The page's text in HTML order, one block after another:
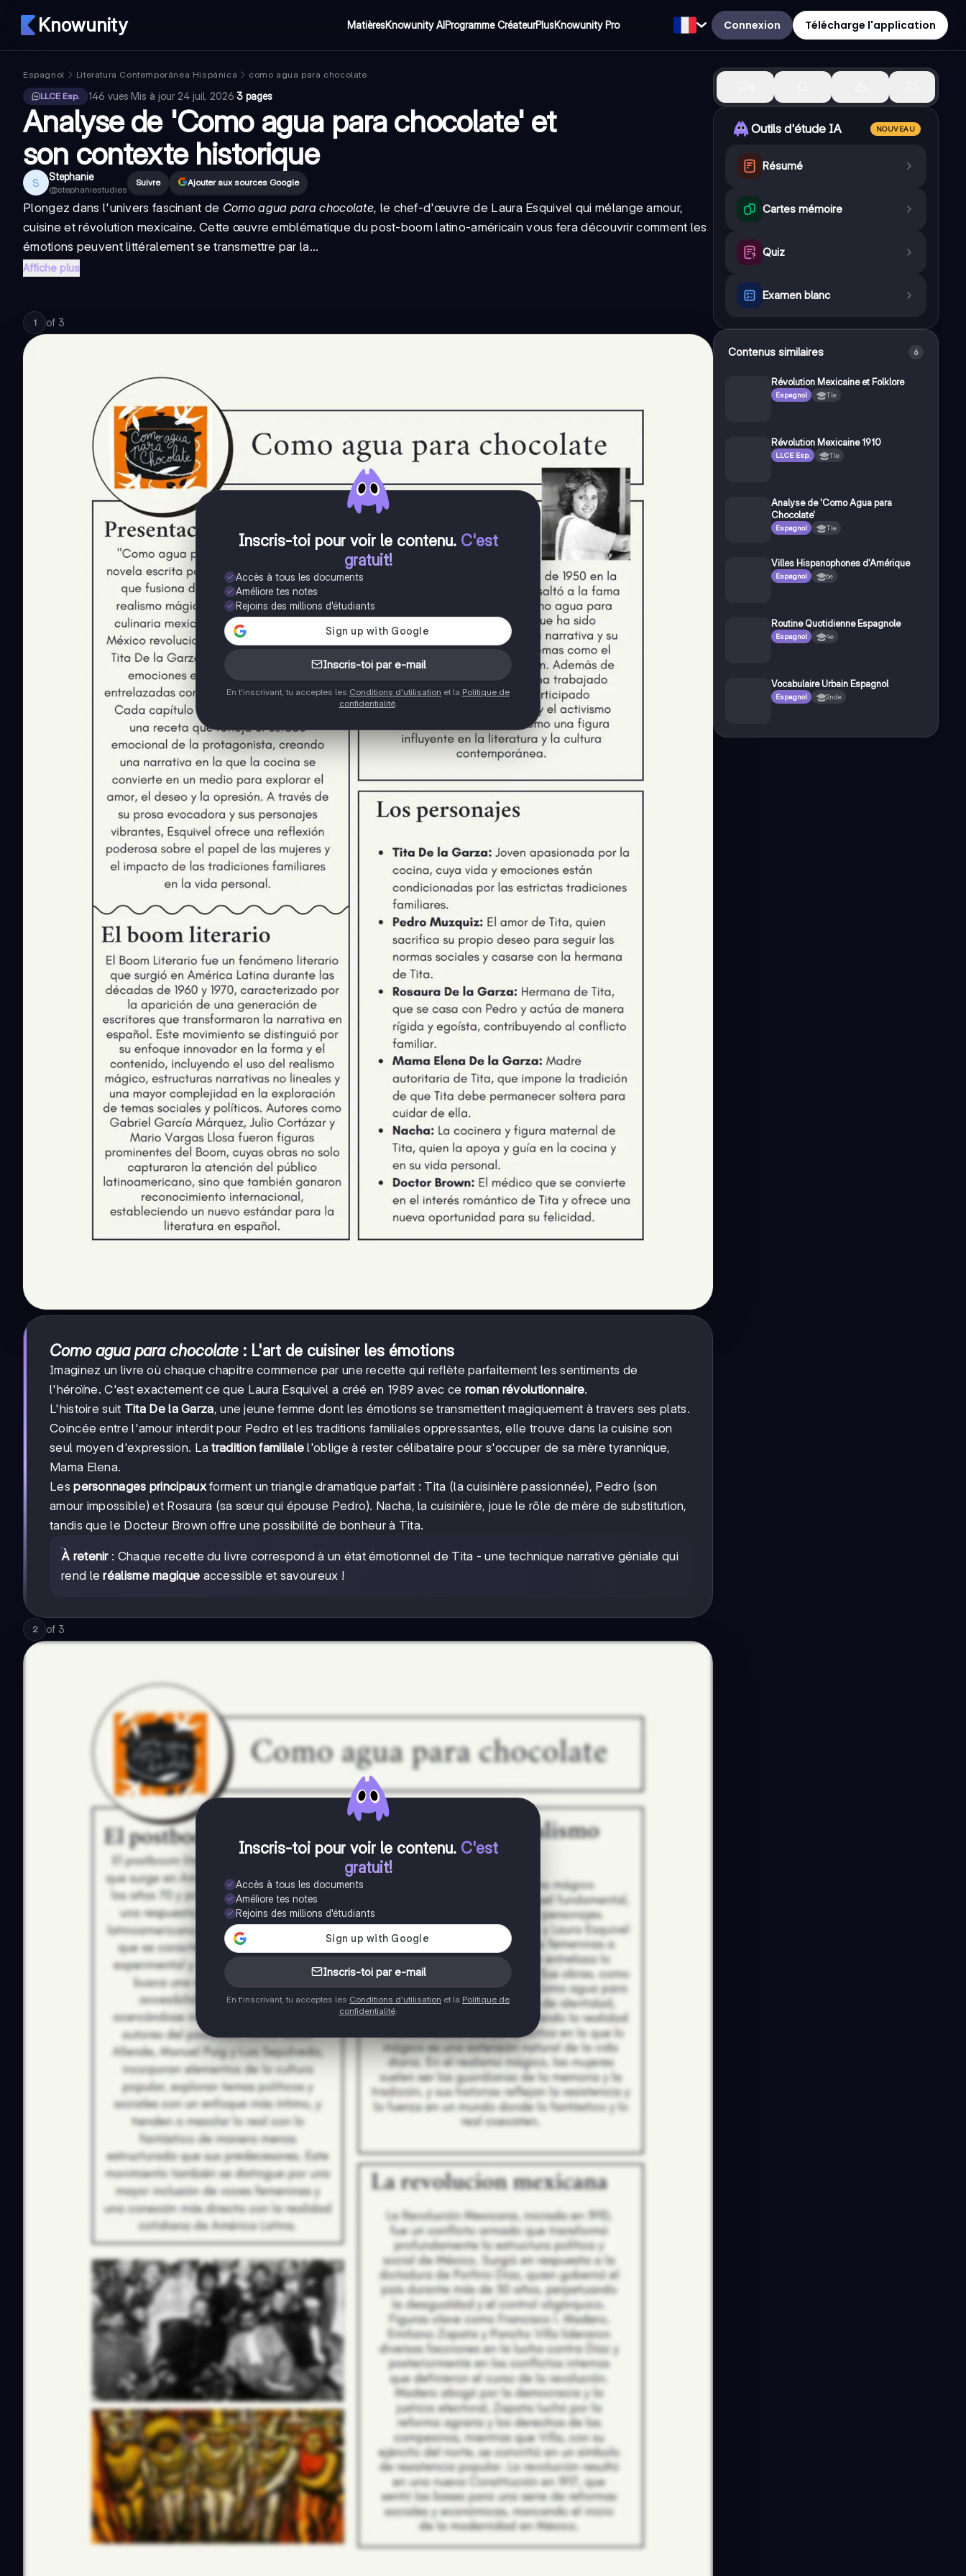
Knowunity MatièresKnowunity AIProgramme CréateurPlusKnowunity Pro Connexion Télécharge l'application
Espagnol Literatura Contemporánea Hispánica
como agua para chocolate
LLCE Esp.
146 vues·Mis à jour 24 juil. 2026·3 pages
Analyse de 'Como agua para chocolate' et
son contexte historique
S Stephanie
@stephaniestudies
Suivre Ajouter aux sources Google
Plongez dans l'univers fascinant de Como agua para chocolate, le chef-d'œuvre de Laura Esquivel qui mélange amour,
cuisine et révolution mexicaine. Cette œuvre emblématique du post-boom latino-américain vous fera découvrir comment les
émotions peuvent littéralement se transmettre par la...
Affiche plus
1 of 3
Inscris-toi pour voir le contenu. C'est
gratuit!
Accès à tous les documents
Améliore tes notes
Rejoins des millions d'étudiants
Inscris-toi par e-mail
En t'inscrivant, tu acceptes les Conditions d'utilisation et la Politique de
confidentialité.
Como agua para chocolate : L'art de cuisiner les émotions
Imaginez un livre où chaque chapitre commence par une recette qui reflète parfaitement les sentiments de
l'héroïne. C'est exactement ce que Laura Esquivel a créé en 1989 avec ce roman révolutionnaire.
L'histoire suit Tita De la Garza, une jeune femme dont les émotions se transmettent magiquement à travers ses plats.
Coincée entre l'amour interdit pour Pedro et les traditions familiales oppressantes, elle trouve dans la cuisine son
seul moyen d'expression. Latradition familiale l'oblige à rester célibataire pour s'occuper de sa mère tyrannique,
Mama Elena.
Lespersonnages principauxforment un triangle dramatique parfait : Tita (la cuisinière passionnée), Pedro (son
amour impossible) et Rosaura (sa sœur qui épouse Pedro). Nacha, la cuisinière, joue le rôle de mère de substitution,
tandis que le Docteur Brown offre une possibilité de bonheur à Tita.
À retenir: Chaque recette du livre correspond à un état émotionnel de Tita - une technique narrative géniale qui
rend leréalisme magique accessible et savoureux !
2 of 3
Inscris-toi pour voir le contenu. C'est
gratuit!
Accès à tous les documents
Améliore tes notes
Rejoins des millions d'étudiants
Inscris-toi par e-mail
En t'inscrivant, tu acceptes les Conditions d'utilisation et la Politique de
confidentialité.
Outils d'étude IA NOUVEAU
Résumé
Cartes mémoire
Quiz
Examen blanc
Contenus similaires 6
Révolution Mexicaine et Folklore
Espagnol Tle
Révolution Mexicaine 1910
LLCE Esp. Tle
Analyse de 'Como Agua para
Chocolate'
Espagnol Tle
Villes Hispanophones d'Amérique
Espagnol 6e
Routine Quotidienne Espagnole
Espagnol 4e
Vocabulaire Urbain Espagnol
Espagnol 2nde